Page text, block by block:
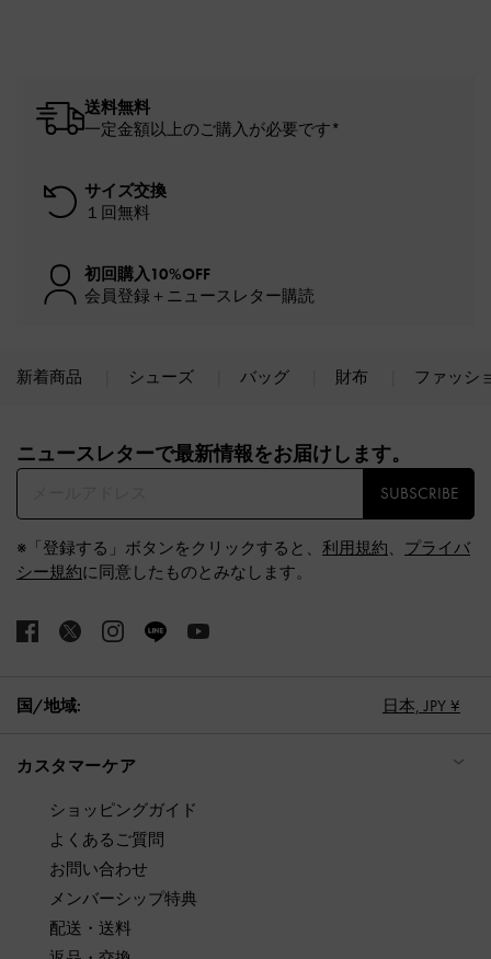
送料無料
一定金額以上のご購入が必要です*
サイズ交換
１回無料
初回購入10%OFF
会員登録＋ニュースレター購読
新着商品 シューズ バッグ 財布 ファッシ
ニュースレターで最新情報をお届けします。​
SUBSCRIBE
※「登録する」ボタンをクリックすると、 利用規約、 プライバ
シー規約に同意したものとみなします。
国/地域: 日本, JPY ¥
カスタマーケア
ショッピングガイド
よくあるご質問
お問い合わせ
メンバーシップ特典
配送・送料